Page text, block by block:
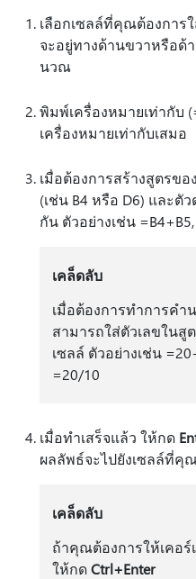
เลือกเซลล์ที่คุณต้องการ
จะอยู่ทางด้านขวาหรือด้
นวณ
พิมพ์เครื่องหมายเท่ากับ
เครื่องหมายเท่ากับเสมอ
เมื่อต้องการสร้างสูตรข
(เช่น B4 หรือ D6) และ
กัน ตัวอย่างเช่น
เคล็ดลับ
เมื่อต้องการทําการคํ
สามารถใส่ตัวเลขใน
เซลล์ ตัวอย่างเช่น
=20/10
เมื่อทําเสร็จแล้ว ให้กด
ผลลัพธ์จะไปยังเซลล์ที่คุ
เคล็ดลับ
ถ้าคุณต้องการให้เคอร์
ให้กดCtrl+Enter